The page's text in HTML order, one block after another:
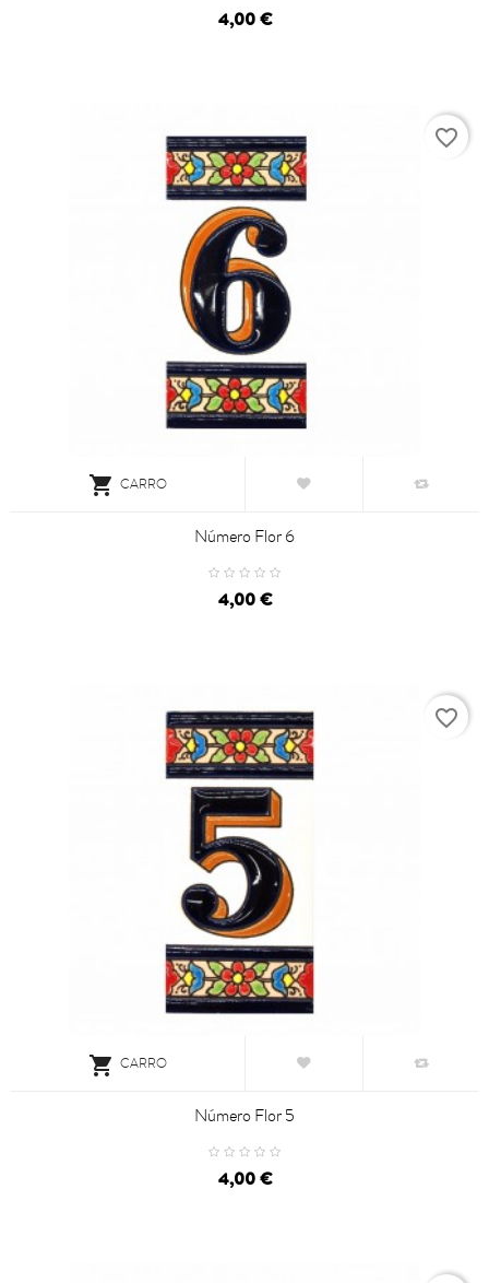
4,00 €
 CARRO
Número Flor 6
4,00 €
favorite_border
 CARRO
Número Flor 5
4,00 €
favorite_border